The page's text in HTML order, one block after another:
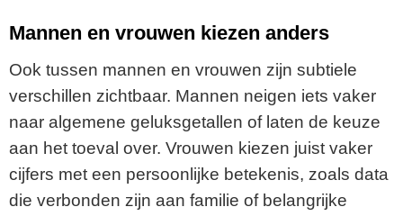
Mannen en vrouwen kiezen anders
Ook tussen mannen en vrouwen zijn subtiele
verschillen zichtbaar. Mannen neigen iets vaker
naar algemene geluksgetallen of laten de keuze
aan het toeval over. Vrouwen kiezen juist vaker
cijfers met een persoonlijke betekenis, zoals data
die verbonden zijn aan familie of belangrijke